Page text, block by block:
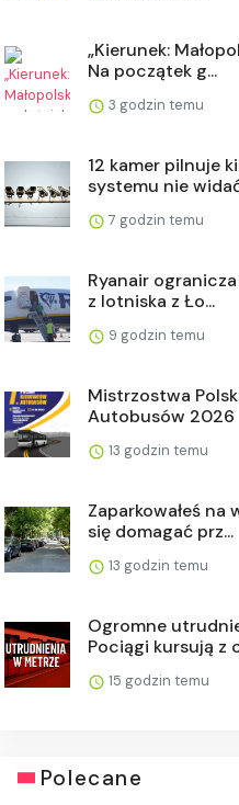
„Kierunek:
Na początek g...
3 godzin temu
12 kamer pilnuje
systemu nie
7 godzin temu
Ryanair
z lotniska z Ło...
9 godzin temu
Mistrzostwa
Autobusów 2026
13 godzin temu
Zaparkowałeś na
się domagać prz...
13 godzin temu
Ogromne
Pociągi kursują z
15 godzin temu
Polecane